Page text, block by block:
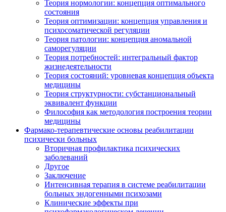
Теория нормологии: концепция оптимального
состояния
Теория оптимизации: концепция управления и
психосоматической регуляции
Теория патологии: концепция аномальной
саморегуляции
Теория потребностей: интегральный фактор
жизнедеятельности
Теория состояний: уровневая концепция объекта
медицины
Теория структурности: субстанциональный
эквивалент функции
Философия как методология построения теории
медицины
Фармако-терапевтические основы реабилитации
психически больных
Вторичная профилактика психических
заболеваний
Другое
Заключение
Интенсивная терапия в системе реабилитации
больных эндогенными психозами
Клинические эффекты при